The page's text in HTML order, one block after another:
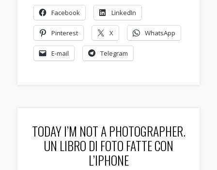
Facebook LinkedIn
Pinterest X WhatsApp
E-mail Telegram
TODAY I’M NOT A PHOTOGRAPHER.
UN LIBRO DI FOTO FATTE CON
L’IPHONE